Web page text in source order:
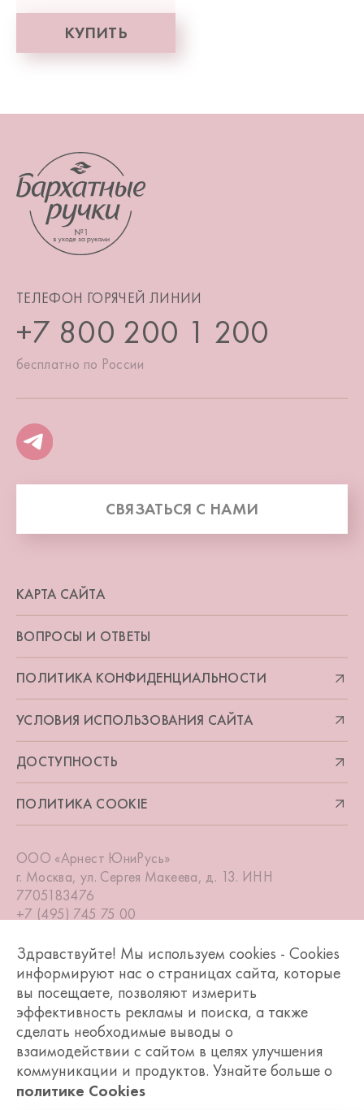
КУПИТЬ
ТЕЛЕФОН ГОРЯЧЕЙ ЛИНИИ
+7 800 200 1 200
бесплатно по России
СВЯЗАТЬСЯ С НАМИ
КАРТА САЙТА
ВОПРОСЫ И ОТВЕТЫ
ПОЛИТИКА КОНФИДЕНЦИАЛЬНОСТИ
УСЛОВИЯ ИСПОЛЬЗОВАНИЯ САЙТА
ДОСТУПНОСТЬ
ПОЛИТИКА COOKIE
ООО «Арнест ЮниРусь»
г. Москва, ул. Сергея Макеева, д. 13. ИНН
7705183476
+7 (495) 745 75 00
© БАРХАТНЫЕ РУЧКИ 2026, РОССИЯ
*На основании данных Нильсен RMS для сегмента Средства по
уходу за руками в категории Средства по уходу за кожей тела
Здравствуйте! Мы используем cookies - Cookies
информируют нас о страницах сайта, которые
вы посещаете, позволяют измерить
эффективность рекламы и поиска, а также
сделать необходимые выводы о
взаимодействии с сайтом в целях улучшения
коммуникации и продуктов. Узнайте больше о
политике Cookies